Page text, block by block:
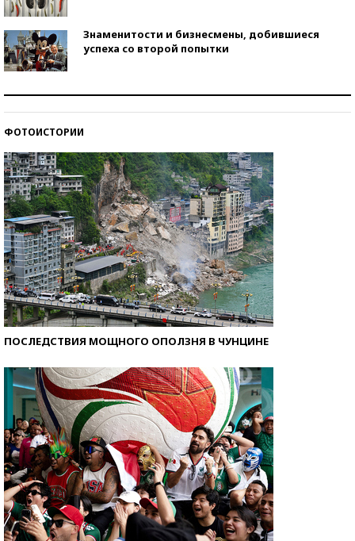
Знаменитости и бизнесмены, добившиеся
успеха со второй попытки
ФОТОИСТОРИИ
ПОСЛЕДСТВИЯ МОЩНОГО ОПОЛЗНЯ В ЧУНЦИНЕ